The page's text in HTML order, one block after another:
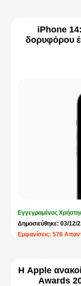
iPhone
δορυφόρου
Εγγεγραμένος
Δημοσιεύθηκε: 03/12/
Εμφανίσεις: 576
Η Apple
Awards